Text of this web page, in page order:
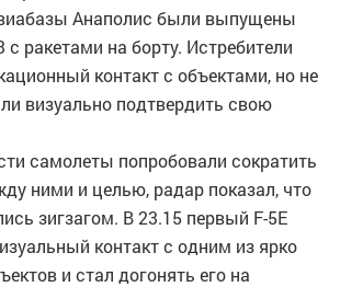
Анаполис были выпущены
с ракетами на борту. Истребители
контакт с объектами, но не
визуально подтвердить свою
самолеты попробовали сократить
ними и целью, радар показал, что
зигзагом. В 23.15 первый F-5E
контакт с одним из ярко
и стал догонять его на